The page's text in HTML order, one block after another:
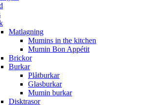
Matlagning
Mumins in the kitchen
Mumin Bon Appétit
Brickor
Burkar
Plåtburkar
Glasburkar
Mumin burkar
Disktrasor